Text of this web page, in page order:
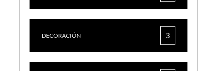
DECORACIÓN 3